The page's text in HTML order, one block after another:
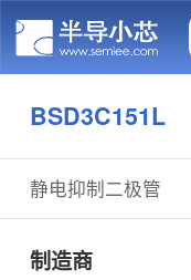
BSD3C151L
静电抑制二极管
制造商